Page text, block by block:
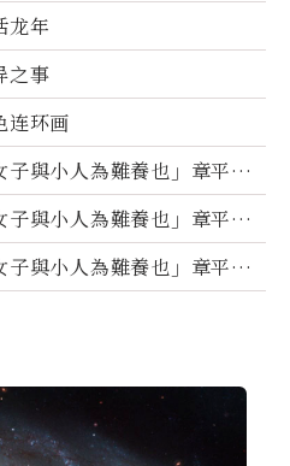
龙年
之事
连环画
子與小人為難養也」章平議
子與小人為難養也」章平議
子與小人為難養也」章平議